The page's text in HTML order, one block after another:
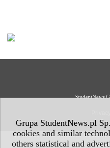
Grupa StudentNews.pl
cookies and similar
others statistical and
StudentNews